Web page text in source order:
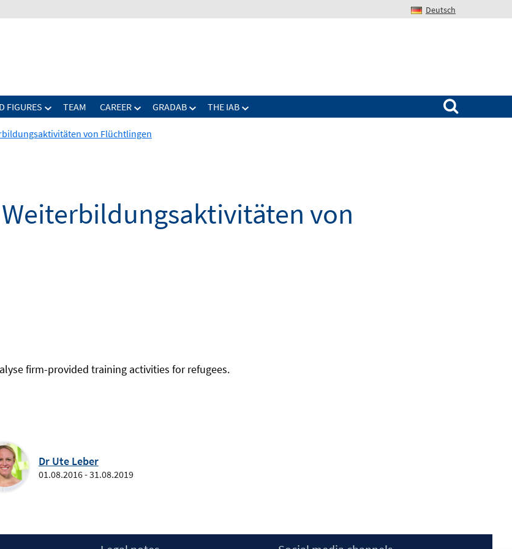
Deutsch
FIGURES TEAM CAREER GRADAB THE IAB
Search for:
von Flüchtlingen
von
firm-provided training activities for refugees.
Dr Ute Leber
01.08.2016 - 31.08.2019